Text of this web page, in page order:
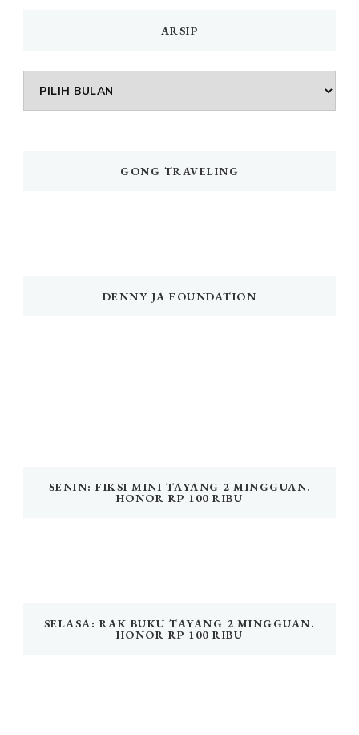
ARSIP
Arsip
GONG TRAVELING
DENNY JA FOUNDATION
SENIN: FIKSI MINI TAYANG 2 MINGGUAN,
HONOR RP 100 RIBU
SELASA: RAK BUKU TAYANG 2 MINGGUAN.
HONOR RP 100 RIBU